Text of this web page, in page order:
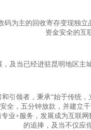
主的回收寄存变现独立
资金安全的
，及当已经进驻昆明地区
领者，秉承“始于传统，
全，五分钟放款，并建立
业+服务，发展成为互联
的追捧，及当不仅应